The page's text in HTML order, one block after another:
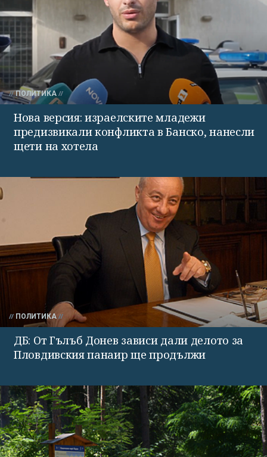
ПОЛИТИКА
Нова версия: израелските младежи
предизвикали конфликта в Банско, нанесли
щети на хотела
ПОЛИТИКА
ДБ: От Гълъб Донев зависи дали делото за
Пловдивския панаир ще продължи